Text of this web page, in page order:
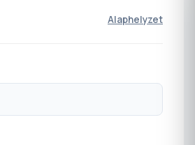
Alaphelyzet